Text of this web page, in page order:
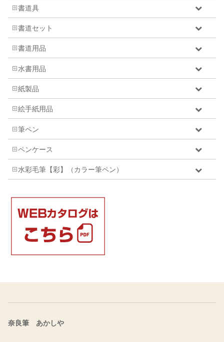
書道具
書道セット
書道用品
水書用品
紙製品
絵手紙用品
筆ペン
ペンケース
水彩毛筆【彩】（カラー筆ペン）
奈良筆 あかしや